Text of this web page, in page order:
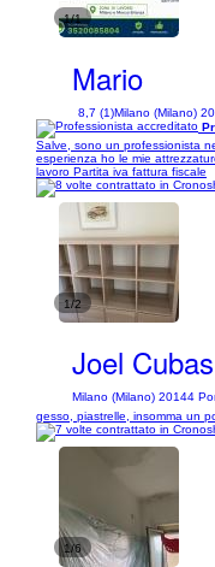
1/1
Mario
8,7 (1)Milano (Milano)
Salve, sono un professionista
esperienza ho le mie
lavoro Partita iva fattura fiscale
1/2
Joel Cubas
Milano (Milano) 20144
gesso, piastrelle, insomma un
1/6